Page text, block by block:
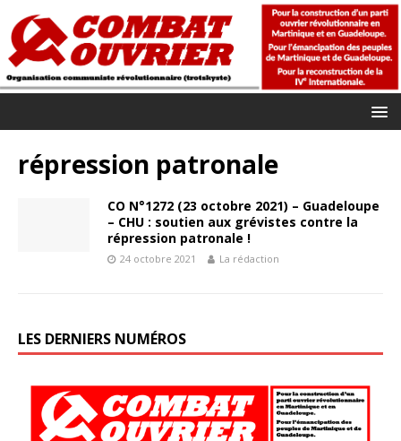
répression patronale
CO N°1272 (23 octobre 2021) – Guadeloupe
– CHU : soutien aux grévistes contre la
répression patronale !
24 octobre 2021 La rédaction
LES DERNIERS NUMÉROS